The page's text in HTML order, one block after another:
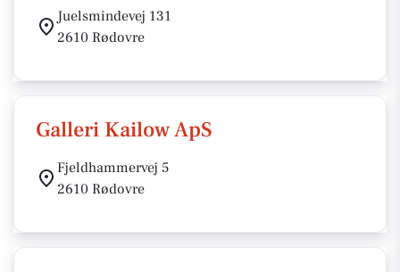
Juelsmindevej 131
2610 Rødovre
Galleri Kailow ApS
Fjeldhammervej 5
2610 Rødovre